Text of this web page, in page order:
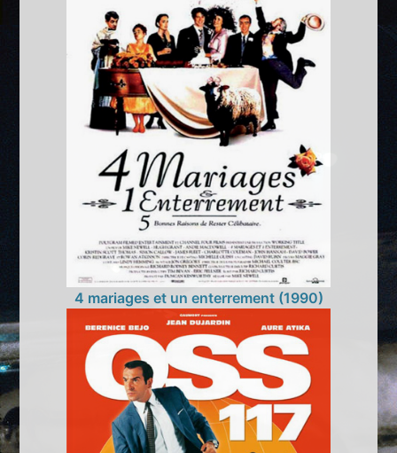
4 mariages et un enterrement (1990)